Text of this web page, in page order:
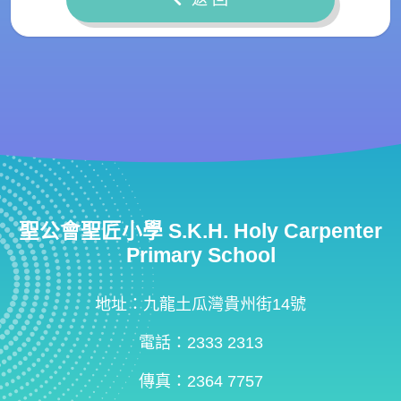
聖公會聖匠小學 S.K.H. Holy Carpenter
Primary School
地址：九龍土瓜灣貴州街14號
電話：2333 2313
傳真：2364 7757